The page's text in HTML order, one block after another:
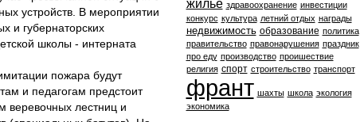
устройств. В мероприятии
и губернаторских
школы - интерната
пожара будут
и педагогам предстоит
веревочных лестниц и
жилье здравоохранение инвестиции
конкурс культура летний отдых награды
недвижимость образование политика
правительство правонарушения праздник
про еду производство проишествие
религия спорт строительство транспорт
франт шахты школа экология
экономика